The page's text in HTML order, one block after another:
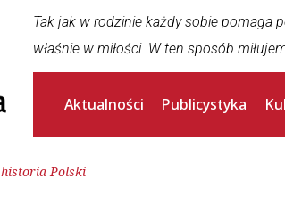
Tak jak w rodzinie każdy sobie pomaga
właśnie w miłości. W ten sposób
Aktualności Publicystyka
historia Polski